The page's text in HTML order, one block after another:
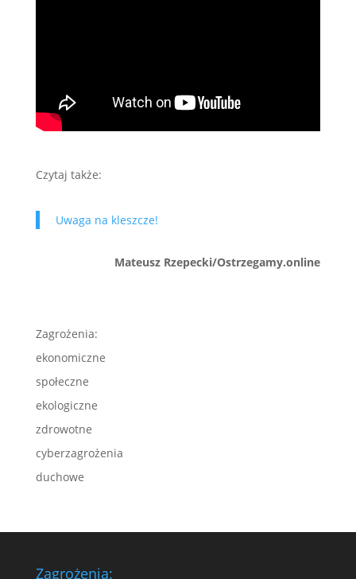
Czytaj także:
Uwaga na kleszcze!
Mateusz Rzepecki/Ostrzegamy.online
Zagrożenia:
ekonomiczne
społeczne
ekologiczne
zdrowotne
cyberzagrożenia
duchowe
Zagrożenia: